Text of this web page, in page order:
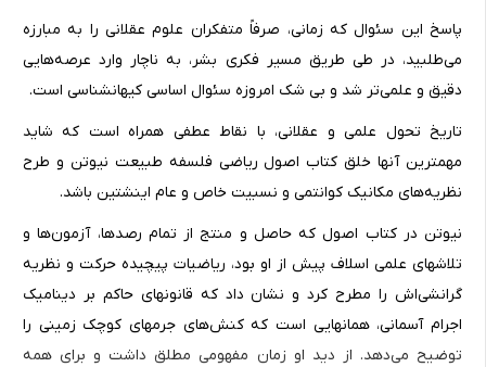
پاسخ این سئوال که زمانی، صرفاً متفکران علوم عقلانی را به مبارزه
می‌طلبید، در طی طریق مسیر فکری بشر، به ناچار وارد عرصه‌هایی
دقیق و علمی‌تر شد و بی شک امروزه سئوال اساسی کیهانشناسی است.
تاریخ تحول علمی و عقلانی، با نقاط عطفی همراه است که شاید
مهمترین آنها خلق کتاب اصول ریاضی فلسفه طبیعت نیوتن و طرح
نظریه‌های مکانیک کوانتمی و نسبیت خاص و عام اینشتین باشد.
نیوتن در کتاب اصول که حاصل و منتج از تمام رصدها، آزمون‌ها و
تلاشهای علمی اسلاف پیش از او بود، ریاضیات پیچیده حرکت و نظریه
گرانشی‌اش را مطرح کرد و نشان داد که قانونهای حاکم بر دینامیک
اجرام آسمانی، همانهایی است که کنش‌های جرمهای کوچک زمینی را
توضیح می‌دهد. از دید او زمان مفهومی مطلق داشت و برای همه